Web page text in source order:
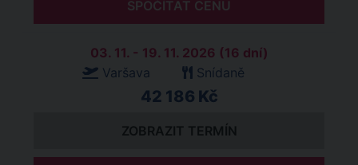
SPOČÍTAT CENU
03. 11. - 19. 11. 2026 (16 dní)
Varšava
Snídaně
42 186 Kč
ZOBRAZIT TERMÍN